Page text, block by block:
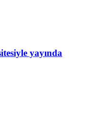
yayında